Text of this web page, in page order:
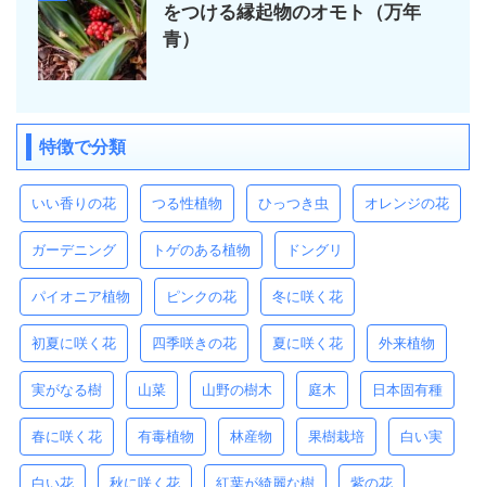
をつける縁起物のオモト（万年
青）
特徴で分類
いい香りの花 つる性植物 ひっつき虫 オレンジの花
ガーデニング トゲのある植物 ドングリ
パイオニア植物 ピンクの花 冬に咲く花
初夏に咲く花 四季咲きの花 夏に咲く花 外来植物
実がなる樹 山菜 山野の樹木 庭木 日本固有種
春に咲く花 有毒植物 林産物 果樹栽培 白い実
白い花 秋に咲く花 紅葉が綺麗な樹 紫の花